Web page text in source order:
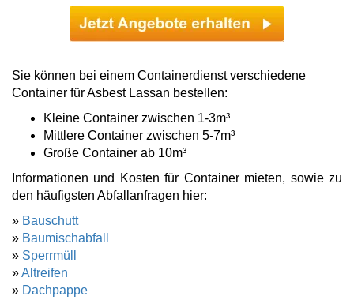
Sie können bei einem Containerdienst verschiedene
Container für Asbest Lassan bestellen:
Kleine Container zwischen 1-3m³
Mittlere Container zwischen 5-7m³
Große Container ab 10m³
Informationen und Kosten für Container mieten, sowie zu
den häufigsten Abfallanfragen hier:
» Bauschutt
» Baumischabfall
» Sperrmüll
»Altreifen
» Dachpappe